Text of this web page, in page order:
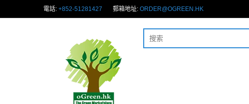
電話: +852-51281427 郵箱地址: ORDER@OGREEN.HK